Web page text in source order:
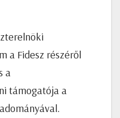
a Fidesz részéről
a
támogatója a